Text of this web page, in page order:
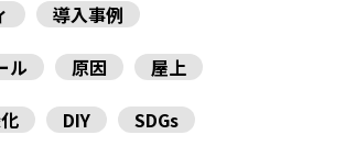
導入事例
ル
原因
屋上
DIY
SDGs